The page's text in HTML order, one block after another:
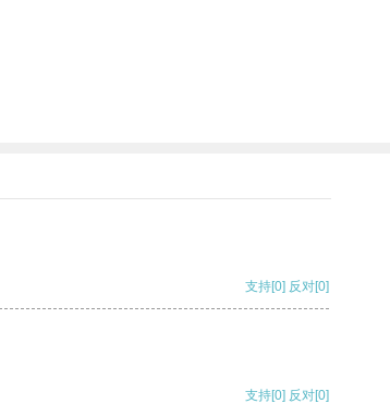
支持[0] 反对[0]
支持[0] 反对[0]